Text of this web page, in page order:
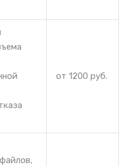
от 1200 руб.